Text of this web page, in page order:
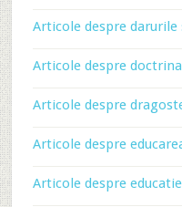
Articole despre
Articole despre
Articole despre
Articole despre
Articole despre educatie